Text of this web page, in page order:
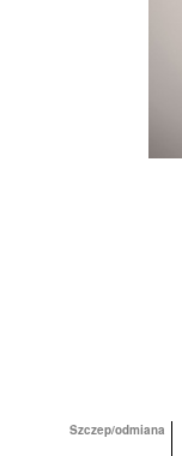
Szczep/odmiana